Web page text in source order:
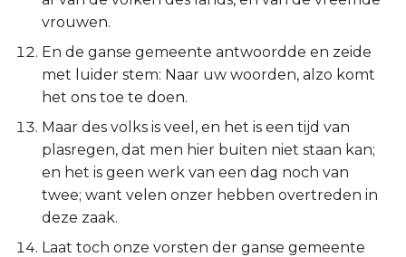
vrouwen.
En de ganse gemeente antwoordde en zeide
met luider stem: Naar uw woorden, alzo komt
het ons toe te doen.
Maar des volks is veel, en het is een tijd van
plasregen, dat men hier buiten niet staan kan;
en het is geen werk van een dag noch van
twee; want velen onzer hebben overtreden in
deze zaak.
Laat toch onze vorsten der ganse gemeente